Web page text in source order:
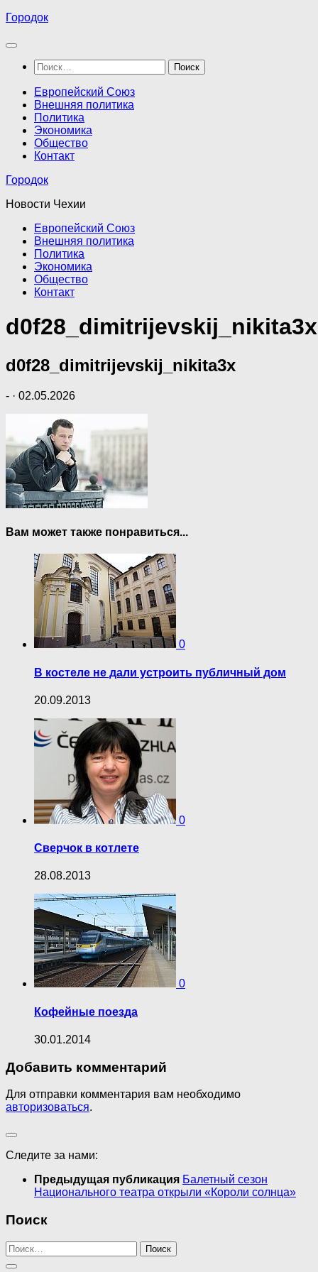
Перейти
содержимому
Городок
Найти:
Европейский Союз
Внешняя политика
Политика
Экономика
Общество
Контакт
Городок
Новости Чехии
Европейский Союз
Внешняя политика
Политика
Экономика
Общество
Контакт
d0f28_dimitrijevskij_nikita3x
d0f28_dimitrijevskij_nikita3x
- · 02.05.2026
Вам может также понравиться...
0
В костеле не дали устроить публичный дом
20.09.2013
0
Сверчок в котлете
28.08.2013
0
Кофейные поезда
30.01.2014
Добавить комментарий
Для отправки комментария вам необходимо
авторизоваться.
Следите за нами:
Предыдущая публикация Балетный сезон
Национального театра открыли «Короли солнца»
Поиск
Найти: